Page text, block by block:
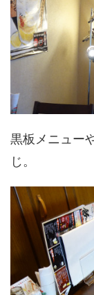
黒板メニュー
じ。